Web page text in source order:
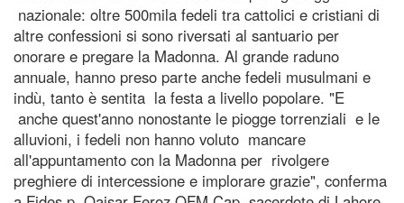
nazionale: oltre 500mila fedeli tra cattolici e cristiani di
altre confessioni si sono riversati al santuario per
onorare e pregare la Madonna. Al grande raduno
annuale, hanno preso parte anche fedeli musulmani e
indù, tanto è sentita la festa a livello popolare. "E
anche quest'anno nonostante le piogge torrenziali e le
alluvioni, i fedeli non hanno voluto mancare
all'appuntamento con la Madonna per rivolgere
preghiere di intercessione e implorare grazie", conferma